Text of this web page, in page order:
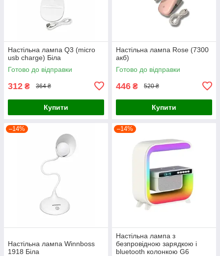
Настільна лампа Q3 (micro
usb charge) Біла
Готово до відправки
312 ₴ 364 ₴
Купити
Настільна лампа Rose (7300
акб)
Готово до відправки
446 ₴ 520 ₴
Купити
–14%
Настільна лампа Winnboss
1918 Біла
–14%
Настільна лампа з
безпровідною зарядкою і
bluetooth колонкою G6